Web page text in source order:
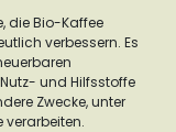
die Bio-Kaffee
verbessern. Es
und Hilfsstoffe
Zwecke, unter
verarbeiten.